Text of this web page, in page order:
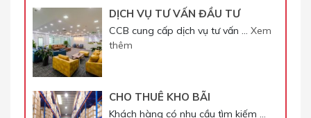
DỊCH VỤ TƯ VẤN ĐẦU TƯ
CCB cung cấp dịch vụ tư vấn … Xem
thêm
CHO THUÊ KHO BÃI
Khách hàng có nhu cầu tìm kiếm …